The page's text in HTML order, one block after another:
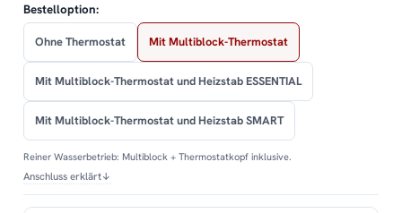
Bestelloption:
Ohne Thermostat Mit Multiblock-Thermostat
Mit Multiblock-Thermostat und Heizstab ESSENTIAL
Mit Multiblock-Thermostat und Heizstab SMART
Reiner Wasserbetrieb: Multiblock + Thermostatkopf inklusive.
Anschluss erklärt↓